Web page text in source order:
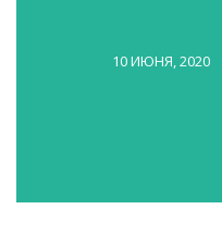
10 ИЮНЯ, 2020